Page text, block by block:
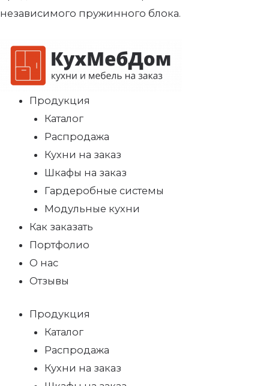
независимого пружинного блока.
Продукция
Каталог
Распродажа
Кухни на заказ
Шкафы на заказ
Гардеробные системы
Модульные кухни
Как заказать
Портфолио
О нас
Отзывы
Продукция
Каталог
Распродажа
Кухни на заказ